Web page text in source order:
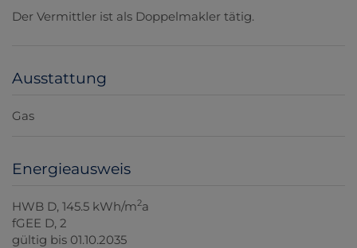
Der Vermittler ist als Doppelmakler tätig.
Ausstattung
Gas
Energieausweis
HWB D, 145.5 kWh/m2a
fGEE D, 2
gültig bis 01.10.2035